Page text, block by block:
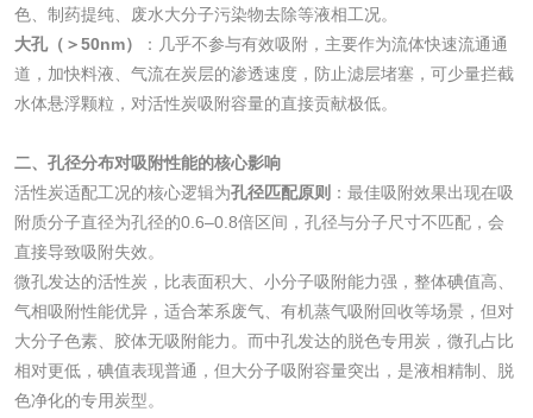
色、制药提纯、废水大分子污染物去除等液相工况。
大孔（＞50nm）
：几乎不参与有效吸附，主要作为流体快速流通通
道，加快料液、气流在炭层的渗透速度，防止滤层堵塞，可少量拦截
水体悬浮颗粒，对活性炭吸附容量的直接贡献极低。
二、孔径分布对吸附性能的核心影响
活性炭适配工况的核心逻辑为孔径匹配原则 ：最佳吸附效果出现在吸
附质分子直径为孔径的0.6–0.8倍区间，孔径与分子尺寸不匹配，会
直接导致吸附失效。
微孔发达的活性炭，比表面积大、小分子吸附能力强，整体碘值高、
气相吸附性能优异，适合苯系废气、有机蒸气吸附回收等场景，但对
大分子色素、胶体无吸附能力。而中孔发达的脱色专用炭，微孔占比
相对更低，碘值表现普通，但大分子吸附容量突出，是液相精制、脱
色净化的专用炭型。
检测
三氯异氰尿酸检测 磷酸二氢铵检测
碳酸钙检测
活性炭
测
脱硫脱硝活性炭检
测
煤质活性炭检测
电厂水处理活性炭 木质活性炭检测